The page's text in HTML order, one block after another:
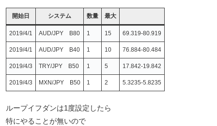
開始日 システム 数量 最大
2019/4/1 AUD/JPY B80 1 15 69.319-80.919
2019/4/1 AUD/JPY B40 1 10 76.884-80.484
2019/4/3 TRY/JPY B50 1 5 17.842-19.842
2019/4/3 MXN/JPY B50 1 2 5.3235-5.8235
ループイフダンは1度設定したら
特にやることが無いので